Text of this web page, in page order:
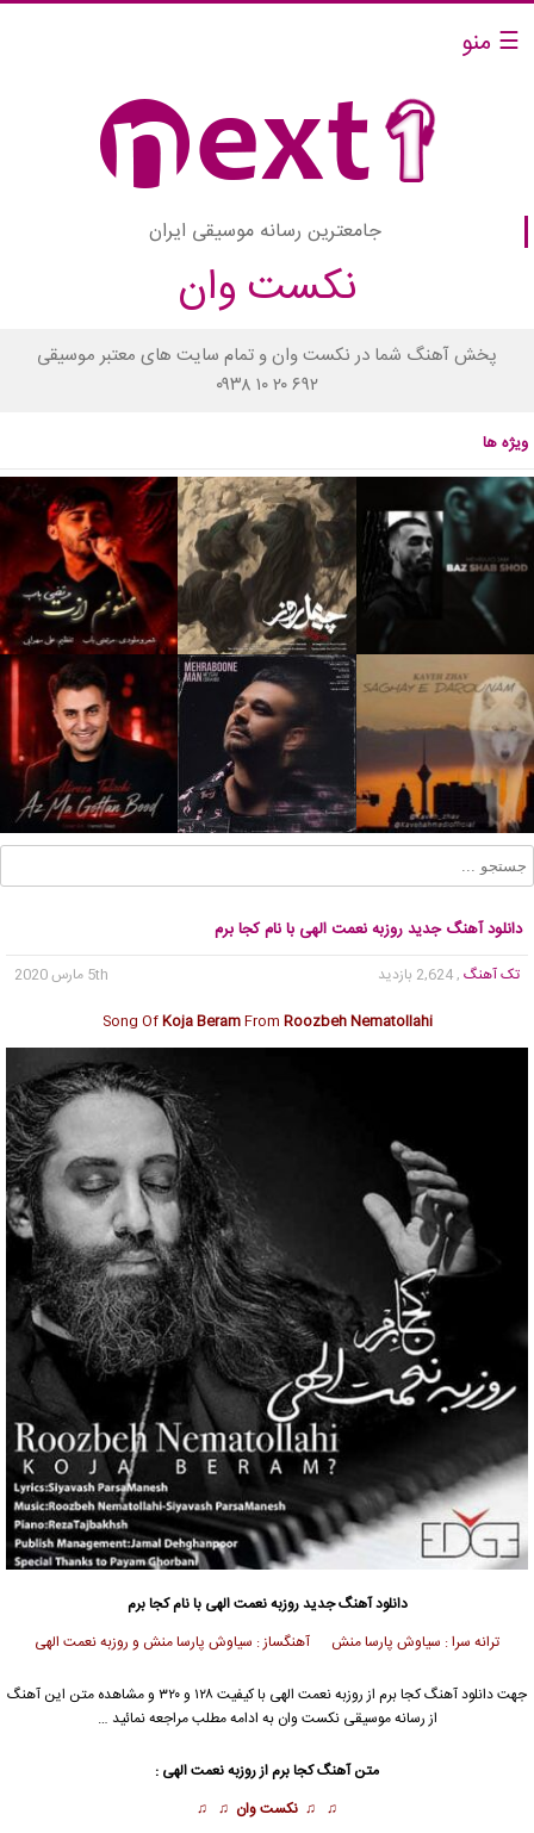
☰ منو
جامعترین رسانه موسیقی ایران
نکست وان
پخش آهنگ شما در نکست وان و تمام سایت های معتبر موسیقی
۰۹۳۸ ۱۰ ۲۰ ۶۹۲
ویژه ها
دانلود آهنگ جدید روزبه نعمت الهی با نام کجا برم
تک آهنگ , 2,624 بازدید
5th مارس 2020
Song OfKoja BeramFrom Roozbeh Nematollahi
دانلود آهنگ جدیدروزبه نعمت الهی با نام کجا برم
ترانه سرا : سیاوش پارسا منش آهنگساز : سیاوش پارسا منش و روزبه نعمت الهی
جهت دانلود آهنگ کجا برم از روزبه نعمت الهی با کیفیت ۱۲۸ و ۳۲۰ و مشاهده متن این آهنگ
از رسانه موسیقی نکست وان به ادامه مطلب مراجعه نمائید …
متن آهنگکجا برماز روزبه نعمت الهی :
♫ ♫ نکست وان ♫ ♫